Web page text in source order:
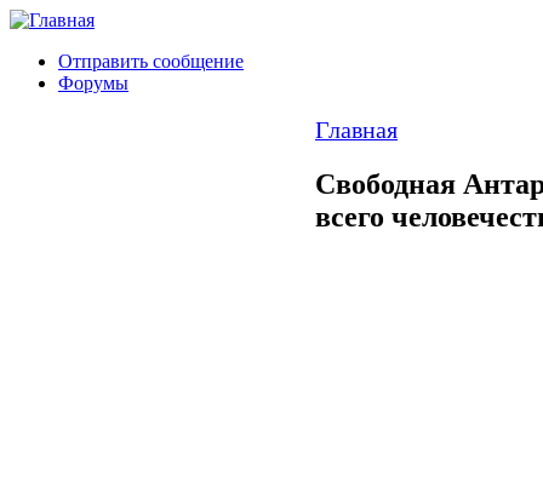
Отправить сообщение
Форумы
Главная
Свободная
всего